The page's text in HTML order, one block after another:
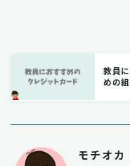
教員
めの
モチオカ